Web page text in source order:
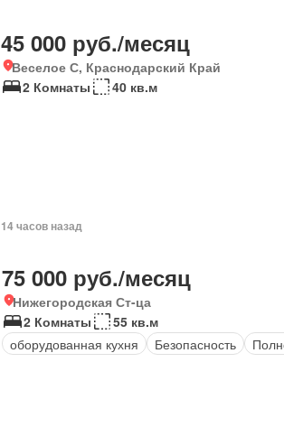
45 000 руб./месяц
Веселое С, Краснодарский Край
2 Комнаты
40 кв.м
14 часов назад
75 000 руб./месяц
Нижегородская Ст-ца
2 Комнаты
55 кв.м
оборудованная кухня
Безопасность